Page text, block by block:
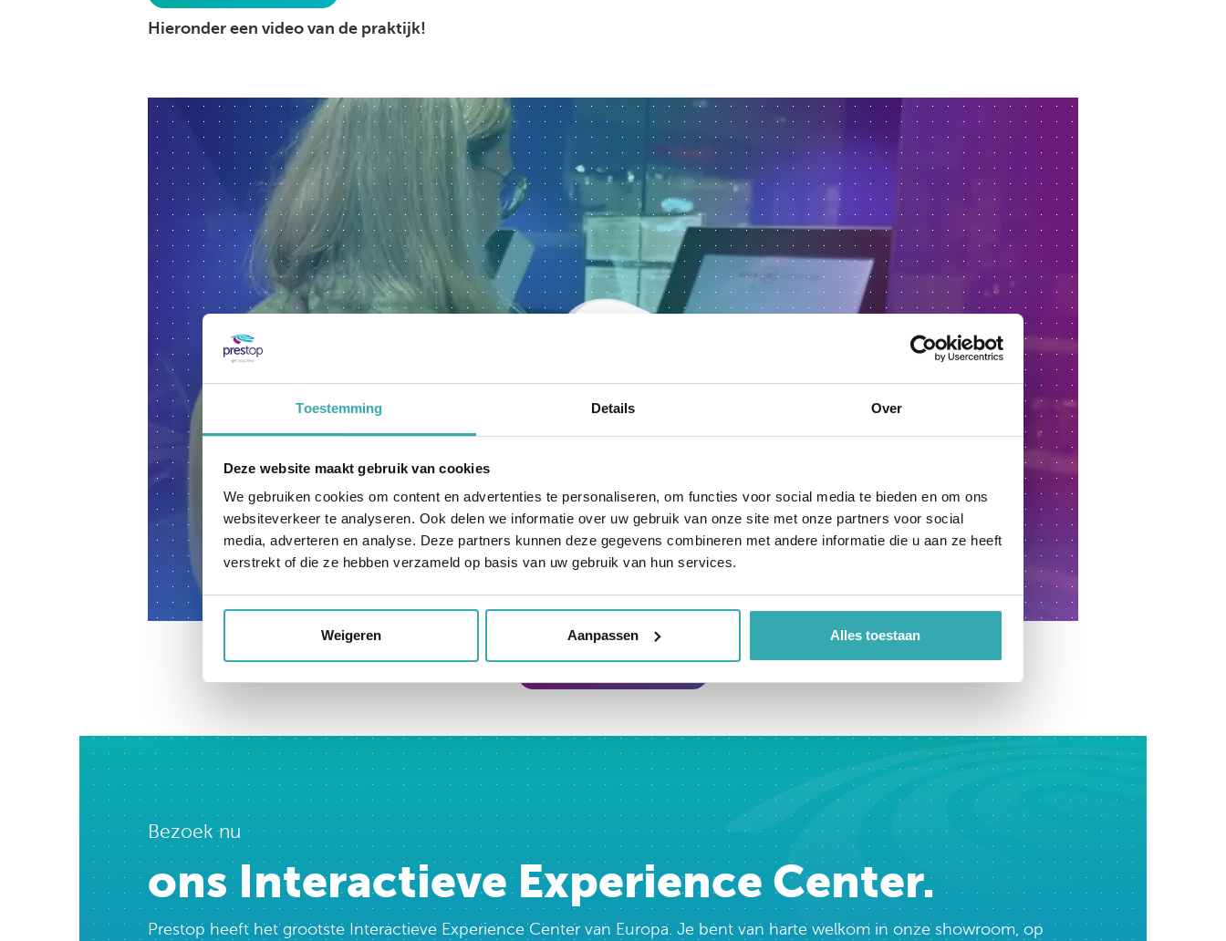
Toestemming Details Over
Deze website maakt gebruik van cookies
We gebruiken cookies om content en advertenties te personaliseren, om functies voor social media te bieden en om ons
websiteverkeer te analyseren. Ook delen we informatie over uw gebruik van onze site met onze partners voor social
media, adverteren en analyse. Deze partners kunnen deze gegevens combineren met andere informatie die u aan ze heeft
verstrekt of die ze hebben verzameld op basis van uw gebruik van hun services.
Weigeren Aanpassen Alles toestaan
Hieronder een video van de praktijk!
terug naar overzicht
Bezoek nu
ons Interactieve Experience Center.
Prestop heeft het grootste Interactieve Experience Center van Europa. Je bent van harte welkom in onze showroom, op